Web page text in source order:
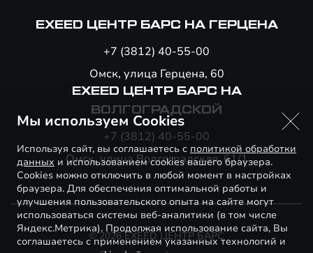
EXEED ЦЕНТР БАРС НА ГЕРЦЕНА
+7 (3812) 40-55-00
Омск, улица Герцена, 60
EXEED ЦЕНТР БАРС НА
ВОЛГОГРАДСКОЙ
+7 (3812) 40-55-00
Омск, улица Волгоградская, 61/1
© 2026 EXEED ЦЕНТР БАРС
Мы используем Cookies
Используя сайт, вы соглашаетесь с политикой обработки
данных и использованием cookies вашего браузера.
Cookies можно отключить в любой момент в настройках
браузера. Для обеспечения оптимальной работы и
улучшения пользовательского опыта на сайте могут
использоваться системы веб-аналитики (в том числе
Яндекс.Метрика). Продолжая использование сайта, Вы
соглашаетесь с применением указанных технологий и